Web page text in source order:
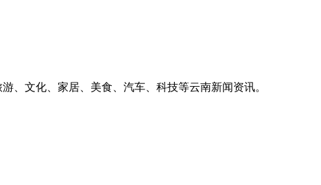
、文化、家居、美食、汽车、科技等云南新闻资讯。